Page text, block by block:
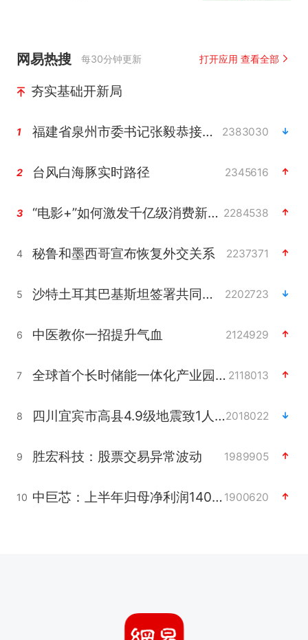
网易热搜 每30分钟更新 打开应用 查看全部
夯实基础开新局
1 福建省泉州市委书记张毅恭接受纪律审查和监察调查 2383030
2 台风白海豚实时路径 2345616
3 “电影+”如何激发千亿级消费新活力？ 2284538
4 秘鲁和墨西哥宣布恢复外交关系 2237371
5 沙特土耳其巴基斯坦签署共同防务协议 2202723
6 中医教你一招提升气血 2124929
7 全球首个长时储能一体化产业园量产 2118013
8 四川宜宾市高县4.9级地震致1人死亡2018022
9 胜宏科技：股票交易异常波动 1989905
10 中巨芯：上半年归母净利润1405.77万元 1900620